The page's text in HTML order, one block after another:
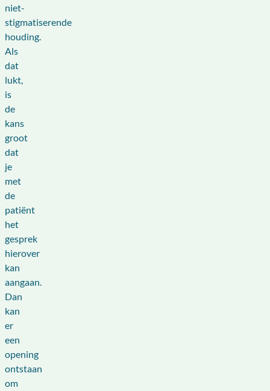
niet-
stigmatiserende
houding.
Als
dat
lukt,
is
de
kans
groot
dat
je
met
de
patiënt
het
gesprek
hierover
kan
aangaan.
Dan
kan
er
een
opening
ontstaan
om